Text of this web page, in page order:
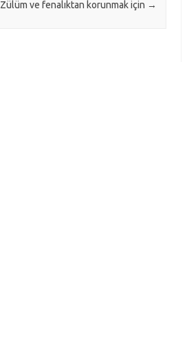
Zülüm ve fenalıktan korunmak için →